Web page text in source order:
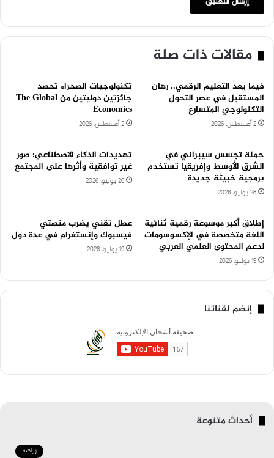
مقالات ذات صلة
فيما يعد التعليم الرقمي.. رهان
المستقبل في عصر التحول
التكنولوجي المتسارع
2 أغسطس، 2026
تكنولوجيات الصحراء تحصد
جائزتين دوليتين من The Global
Economics
2 أغسطس، 2026
حملة تجسس سيبراني في
الشرق الأوسط وإفريقيا تستخدم
برمجية خبيثة جديدة
28 يوليو، 2026
تهديدات الذكاء الاصطناعي: صور
غير توافقية وأثرها على المجتمع
26 يوليو، 2026
إطلاق أكبر موسوعة رقمية ثنائية
اللغة متخصصة في الإكسوسومات
لدعم المحتوى العلمي العربي
19 يوليو، 2026
عطل تقني يضرب منصتي
فيسبوك وإنستغرام في عدة دول
19 يوليو، 2026
إنضم لقناتنا
أحداث متنوعة
رياضة